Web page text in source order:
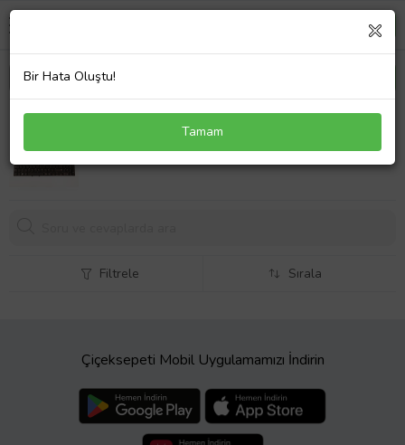
Samsung NP-550P5C-T03 Klavye Türkçe Siyah
868,57 TL
Filtrele Sırala
Çiçeksepeti Mobil Uygulamamızı İndirin
Bir Hata Oluştu!
Tamam